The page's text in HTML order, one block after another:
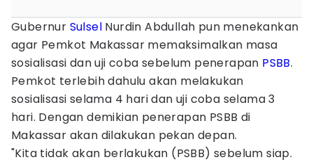
Gubernur Sulsel Nurdin Abdullah pun menekankan
agar Pemkot Makassar memaksimalkan masa
sosialisasi dan uji coba sebelum penerapan PSBB.
Pemkot terlebih dahulu akan melakukan
sosialisasi selama 4 hari dan uji coba selama 3
hari. Dengan demikian penerapan PSBB di
Makassar akan dilakukan pekan depan.
"Kita tidak akan berlakukan (PSBB) sebelum siap.